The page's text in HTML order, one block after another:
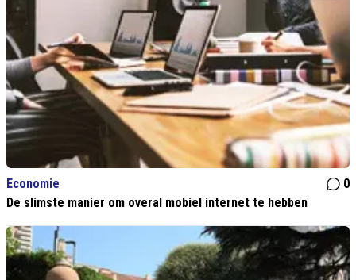
Economie
0
De slimste manier om overal mobiel internet te hebben